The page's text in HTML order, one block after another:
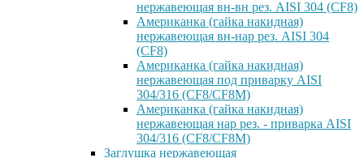
нержавеющая вн-вн рез. AISI 304 (CF8)
Американка (гайка накидная)
нержавеющая вн-нар рез. AISI 304
(CF8)
Американка (гайка накидная)
нержавеющая под приварку AISI
304/316 (CF8/CF8M)
Американка (гайка накидная)
нержавеющая нар рез. - приварка AISI
304/316 (CF8/CF8M)
Заглушка нержавеющая